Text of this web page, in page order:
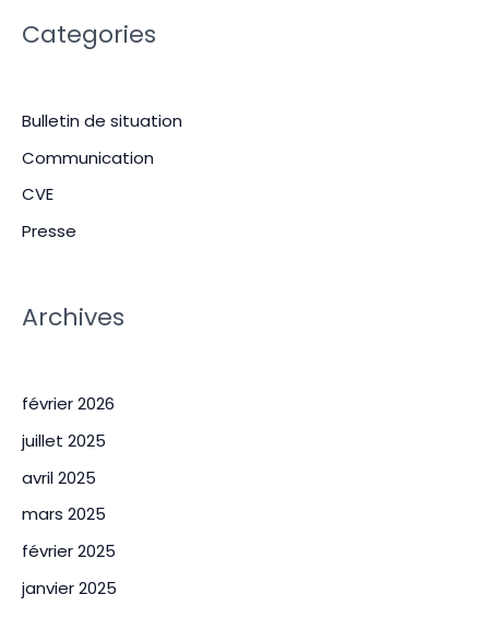
Categories
Bulletin de situation
Communication
CVE
Presse
Archives
février 2026
juillet 2025
avril 2025
mars 2025
février 2025
janvier 2025